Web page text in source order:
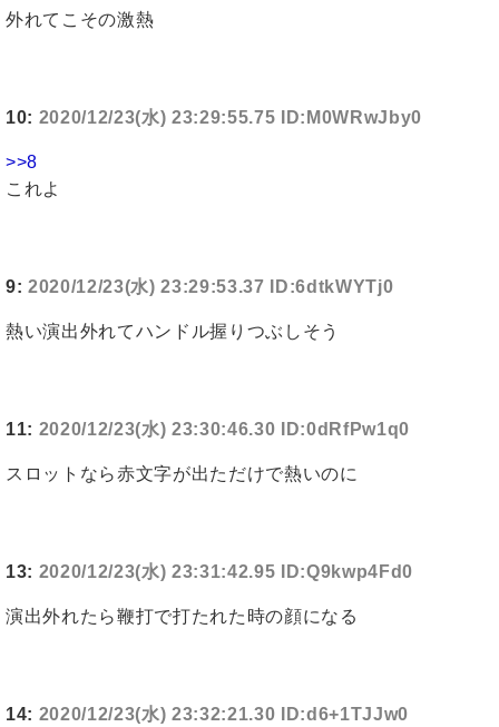
外れてこその激熱
10: 2020/12/23(水) 23:29:55.75 ID:M0WRwJby0
>>8
これよ
9: 2020/12/23(水) 23:29:53.37 ID:6dtkWYTj0
熱い演出外れてハンドル握りつぶしそう
11: 2020/12/23(水) 23:30:46.30 ID:0dRfPw1q0
スロットなら赤文字が出ただけで熱いのに
13: 2020/12/23(水) 23:31:42.95 ID:Q9kwp4Fd0
演出外れたら鞭打で打たれた時の顔になる
14: 2020/12/23(水) 23:32:21.30 ID:d6+1TJJw0